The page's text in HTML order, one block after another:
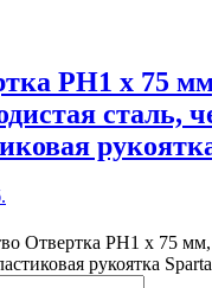
PH1 х 75
сталь,
Отвертка PH1 х 75 мм,
рукоятка Sparta